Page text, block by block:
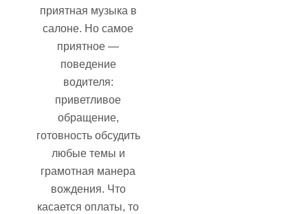
приятная музыка в
салоне. Но самое
приятное —
поведение
водителя:
приветливое
обращение,
готовность обсудить
любые темы и
грамотная манера
вождения. Что
касается оплаты, то